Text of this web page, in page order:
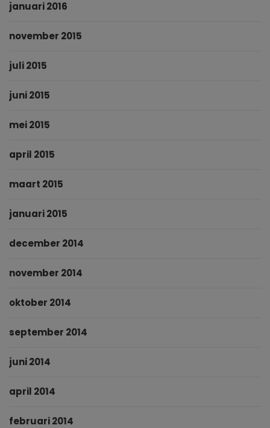
januari 2016
november 2015
juli 2015
juni 2015
mei 2015
april 2015
maart 2015
januari 2015
december 2014
november 2014
oktober 2014
september 2014
juni 2014
april 2014
februari 2014